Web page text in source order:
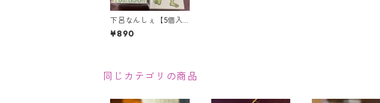
下呂なんしぇ【5個入
り】
¥890
同じカテゴリの商品